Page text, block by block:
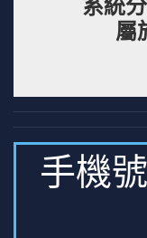
系統
屬
手機